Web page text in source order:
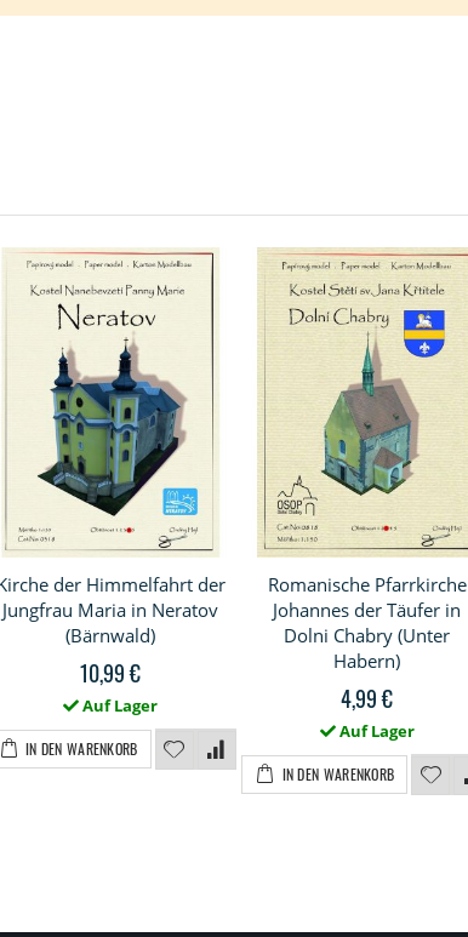
der Himmelfahrt der
Jungfrau Maria in Neratov
(Bärnwald)
10,99 €
Auf Lager
IN DEN WARENKORB
Romanische Pfarrkirche
Johannes der Täufer in
Dolni Chabry (Unter
Habern)
4,99 €
Auf Lager
IN DEN WARENKORB